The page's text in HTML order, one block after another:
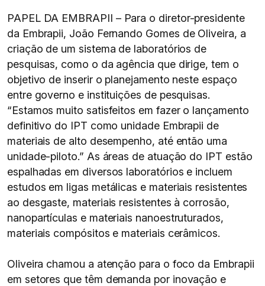
PAPEL DA EMBRAPII – Para o diretor-presidente
da Embrapii, João Fernando Gomes de Oliveira, a
criação de um sistema de laboratórios de
pesquisas, como o da agência que dirige, tem o
objetivo de inserir o planejamento neste espaço
entre governo e instituições de pesquisas.
“Estamos muito satisfeitos em fazer o lançamento
definitivo do IPT como unidade Embrapii de
materiais de alto desempenho, até então uma
unidade-piloto.” As áreas de atuação do IPT estão
espalhadas em diversos laboratórios e incluem
estudos em ligas metálicas e materiais resistentes
ao desgaste, materiais resistentes à corrosão,
nanopartículas e materiais nanoestruturados,
materiais compósitos e materiais cerâmicos.
Oliveira chamou a atenção para o foco da Embrapii
em setores que têm demanda por inovação e